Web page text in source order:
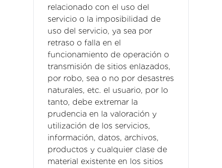
relacionado con el uso del
servicio o la imposibilidad de
uso del servicio, ya sea por
retraso o falla en el
funcionamiento de operación o
transmisión de sitios enlazados,
por robo, sea o no por desastres
naturales, etc. el usuario, por lo
tanto, debe extremar la
prudencia en la valoración y
utilización de los servicios,
información, datos, archivos,
productos y cualquier clase de
material existente en los sitios